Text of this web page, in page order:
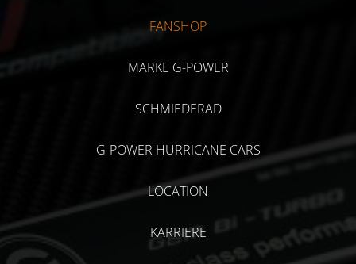
FANSHOP
MARKE G-POWER
SCHMIEDERAD
G-POWER HURRICANE CARS
LOCATION
KARRIERE